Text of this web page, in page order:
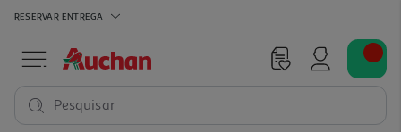
RESERVAR ENTREGA
Pesquisar